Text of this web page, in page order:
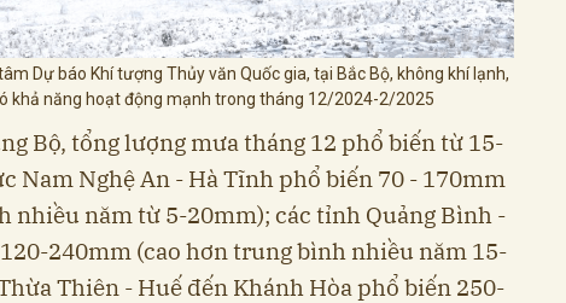
Dự báo Khí tượng Thủy văn Quốc gia, tại Bắc Bộ, không khí lạnh,
khả năng hoạt động mạnh trong tháng 12/2024-2/2025
Bộ, tổng lượng mưa tháng 12 phổ biến từ 15-
Nam Nghệ An - Hà Tĩnh phổ biến 70 - 170mm
nhiều năm từ 5-20mm); các tỉnh Quảng Bình -
240mm (cao hơn trung bình nhiều năm 15-
Thiên - Huế đến Khánh Hòa phổ biến 250-